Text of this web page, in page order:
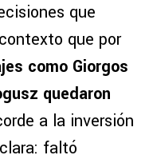
que
que por
como Giorgos
quedaron
a la inversión
faltó